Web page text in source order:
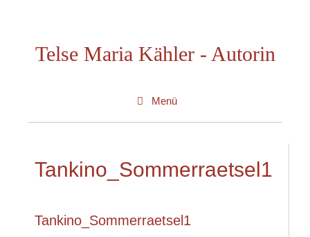
springenTelse Maria Kähler - Autorin
Menü
Tankino_Sommerraetsel1
Tankino_Sommerraetsel1